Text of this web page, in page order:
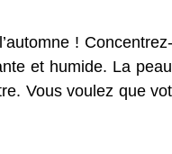
!
et humide. La
Vous voulez que